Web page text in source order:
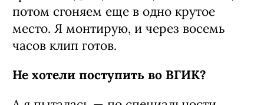
потом сгоняем еще в одно крутое
место. Я монтирую, и через восемь
часов клип готов.
Не хотели поступить во ВГИК?